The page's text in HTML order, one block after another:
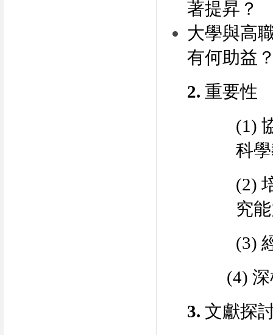
著提昇？
大學與高
有何助益
2. 重要性
(1)
科
(2)
究
(3)
(4)
3. 文獻探